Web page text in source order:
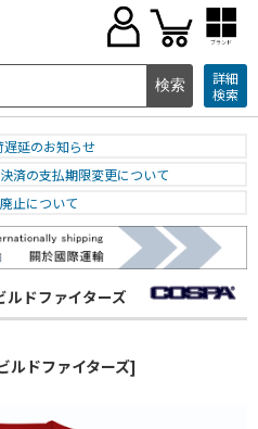
ブランド
詳細
検索
延のお知らせ
済の支払期限変更について
止について
ルドファイターズ
ルドファイターズ]